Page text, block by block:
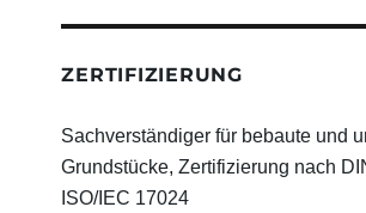
ZERTIFIZIERUNG
Sachverständiger für bebaute und
Grundstücke, Zertifizierung nach
ISO/IEC 17024